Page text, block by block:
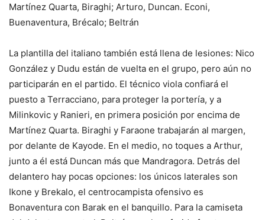
Martínez Quarta, Biraghi; Arturo, Duncan. Econi,
Buenaventura, Brécalo; Beltrán
La plantilla del italiano también está llena de lesiones: Nico
González y Dudu están de vuelta en el grupo, pero aún no
participarán en el partido. El técnico viola confiará el
puesto a Terracciano, para proteger la portería, y a
Milinkovic y Ranieri, en primera posición por encima de
Martínez Quarta. Biraghi y Faraone trabajarán al margen,
por delante de Kayode. En el medio, no toques a Arthur,
junto a él está Duncan más que Mandragora. Detrás del
delantero hay pocas opciones: los únicos laterales son
Ikone y Brekalo, el centrocampista ofensivo es
Bonaventura con Barak en el banquillo. Para la camiseta